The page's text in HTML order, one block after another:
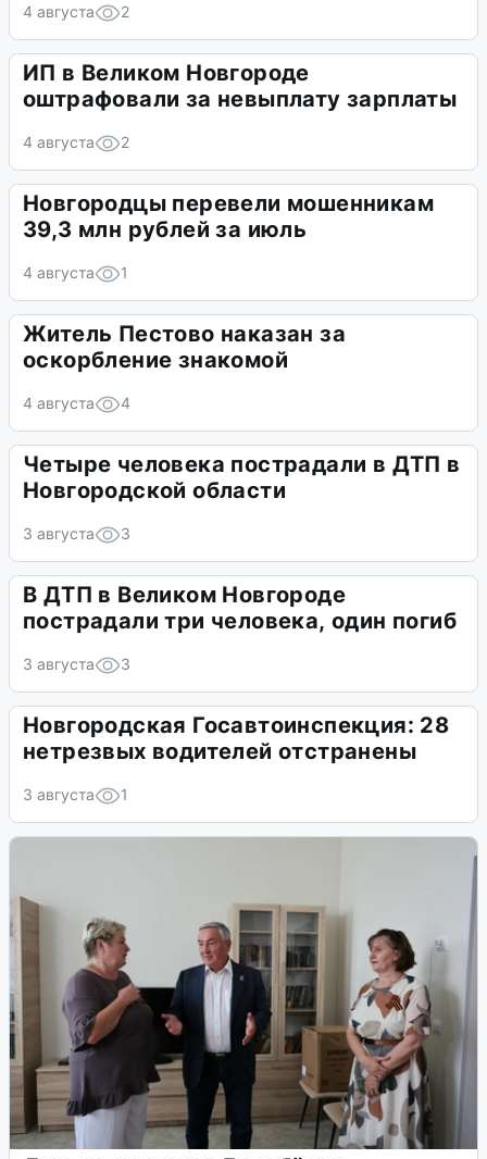
4 августа 2
ИП в Великом Новгороде
оштрафовали за невыплату зарплаты
4 августа 2
Новгородцы перевели мошенникам
39,3 млн рублей за июль
4 августа 1
Житель Пестово наказан за
оскорбление знакомой
4 августа 4
Четыре человека пострадали в ДТП в
Новгородской области
3 августа 3
В ДТП в Великом Новгороде
пострадали три человека, один погиб
3 августа 3
Новгородская Госавтоинспекция: 28
нетрезвых водителей отстранены
3 августа 1